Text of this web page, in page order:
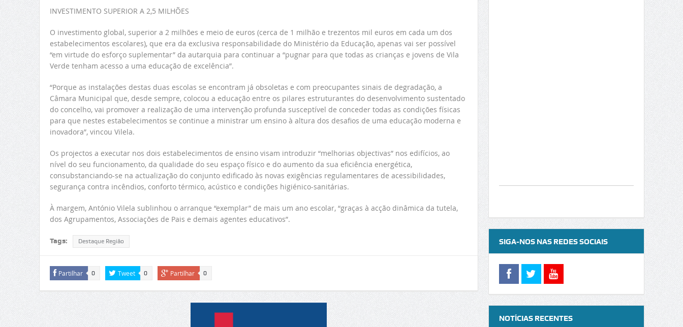
INVESTIMENTO SUPERIOR A 2,5 MILHÕES
O investimento global, superior a 2 milhões e meio de euros (cerca de 1 milhão e trezentos mil euros em cada um dos
estabelecimentos escolares), que era da exclusiva responsabilidade do Ministério da Educação, apenas vai ser possível
“em virtude do esforço suplementar” da autarquia para continuar a “pugnar para que todas as crianças e jovens de Vila
Verde tenham acesso a uma educação de excelência”.
“Porque as instalações destas duas escolas se encontram já obsoletas e com preocupantes sinais de degradação, a
Câmara Municipal que, desde sempre, colocou a educação entre os pilares estruturantes do desenvolvimento sustentado
do concelho, vai promover a realização de uma intervenção profunda susceptível de conceder todas as condições físicas
para que nestes estabelecimentos se continue a ministrar um ensino à altura dos desafios de uma educação moderna e
inovadora”, vincou Vilela.
Os projectos a executar nos dois estabelecimentos de ensino visam introduzir “melhorias objectivas” nos edifícios, ao
nível do seu funcionamento, da qualidade do seu espaço físico e do aumento da sua eficiência energética,
consubstanciando-se na actualização do conjunto edificado às novas exigências regulamentares de acessibilidades,
segurança contra incêndios, conforto térmico, acústico e condições higiénico-sanitárias.
À margem, António Vilela sublinhou o arranque “exemplar” de mais um ano escolar, “graças à acção dinâmica da tutela,
dos Agrupamentos, Associações de Pais e demais agentes educativos”.
Tags: Destaque Região
Partilhar 0 Tweet 0 Partilhar 0
SIGA-NOS NAS REDES SOCIAIS
NOTÍCIAS RECENTES